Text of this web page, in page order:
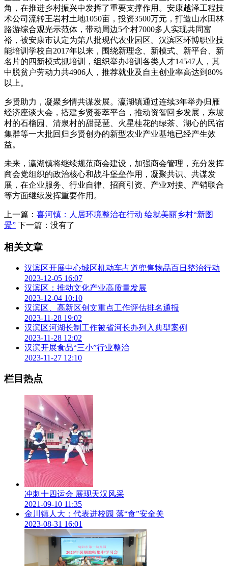
角，在推进乡村振兴中发挥了重要支撑作用。安康越泽工程技
术公司流转王岩村土地1050亩，投资3500万元，打造山水田林
路游综合观光示范体，带动周边5个村7000多人实现共同富
裕，被安康市认定为第八批现代农业园区。汉滨区环博职业技
能培训学校自2017年以来，围绕新理念、新模式、新平台、新
名片的四新模式抓培训，组织举办培训各类人才14547人，其
中脱贫户劳动力共4906人，推荐就业及自主创业率高达到80%
以上。
乡贤助力，凝聚乡情共谋发展。瀛湖镇通过连续3年举办归雁
经济座谈大会，搭建乡贤荟萃平台，推动资智回乡发展，东坡
村的石榴园、清泉村的甜琵琶、火星桂花的绿茶、湖心的民宿
集群等一大批回归乡贤创办的新型农业产业基地已经产生效
益。
未来，瀛湖镇将继续规范商会建设，加强商会管理，充分发挥
商会党组织的政治核心和战斗堡垒作用，凝聚共识、共谋发
展，在企业服务、行业自律、招商引资、产业对接、产销联合
等方面继续发挥重要作用。
上一篇： 喜河镇：人居环境整治在行动 绘就美丽乡村“新图
景” 下一篇：没有了
相关文章
汉滨区开展中心城区机动车占道兜售物品百日整治行动
2023-12-05 16:07
汉滨区：推动文化产业高质量发展
2023-12-04 10:10
汉滨区、高新区创文重点工作评估排名通报
2023-11-28 19:02
汉滨区河湖长制工作被省河长办列入典型案例
2023-11-28 12:02
汉滨开展食品“三小”行业整治
2023-11-27 12:10
栏目热点
冲刺十四运会 展现天汉风采
2021-09-10 11:35
金川镇人大：代表进校园 落“食”安全关
2023-08-31 16:01